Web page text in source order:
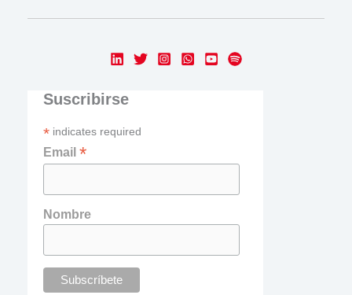
Suscribirse
* indicates required
Email *
Nombre